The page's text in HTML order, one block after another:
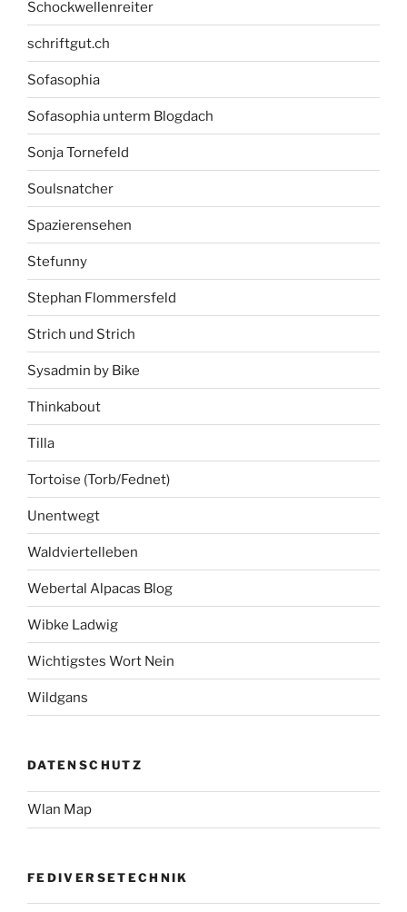
Schockwellenreiter
schriftgut.ch
Sofasophia
Sofasophia unterm Blogdach
Sonja Tornefeld
Soulsnatcher
Spazierensehen
Stefunny
Stephan Flommersfeld
Strich und Strich
Sysadmin by Bike
Thinkabout
Tilla
Tortoise (Torb/Fednet)
Unentwegt
Waldviertelleben
Webertal Alpacas Blog
Wibke Ladwig
Wichtigstes Wort Nein
Wildgans
DATENSCHUTZ
Wlan Map
FEDIVERSETECHNIK